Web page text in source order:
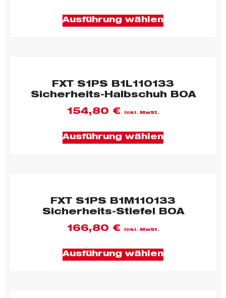
Ausführung wählen
FXT S1PS B1L110133
Sicherheits-Halbschuh BOA
154,80 € inkl. MwSt.
Ausführung wählen
FXT S1PS B1M110133
Sicherheits-Stiefel BOA
166,80 € inkl. MwSt.
Ausführung wählen